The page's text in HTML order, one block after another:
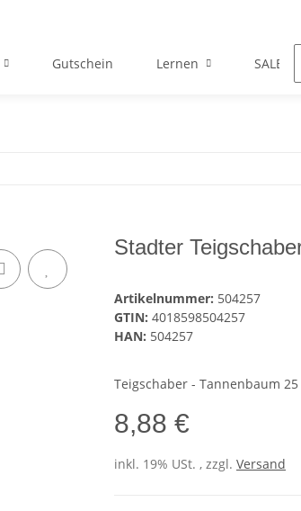
Gutschein Lernen SALE
Stadter
Artikelnummer: 504257
GTIN: 4018598504257
HAN: 504257
Teigschaber - Tannenbaum
8,88 €
inkl. 19% USt. , zzgl. Versand